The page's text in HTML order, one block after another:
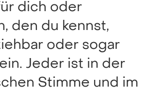
dich oder
den du kennst,
oder sogar
Jeder ist in der
Stimme und im